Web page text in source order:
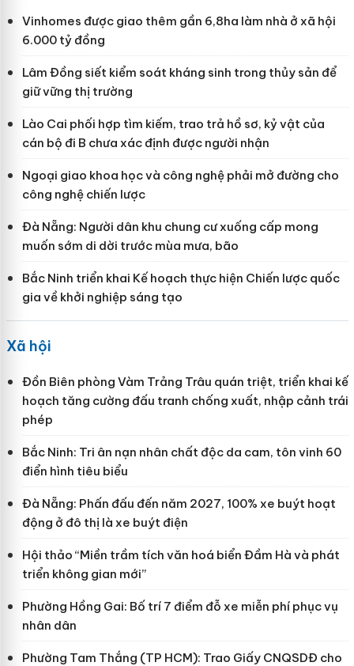
Vinhomes được giao thêm gần 6,8ha làm nhà ở xã hội
6.000 tỷ đồng
Lâm Đồng siết kiểm soát kháng sinh trong thủy sản để
giữ vững thị trường
Lào Cai phối hợp tìm kiếm, trao trả hồ sơ, kỷ vật của
cán bộ đi B chưa xác định được người nhận
Ngoại giao khoa học và công nghệ phải mở đường cho
công nghệ chiến lược
Đà Nẵng: Người dân khu chung cư xuống cấp mong
muốn sớm di dời trước mùa mưa, bão
Bắc Ninh triển khai Kế hoạch thực hiện Chiến lược quốc
gia về khởi nghiệp sáng tạo
Xã hội
Đồn Biên phòng Vàm Trảng Trâu quán triệt, triển khai kế
hoạch tăng cường đấu tranh chống xuất, nhập cảnh trái
phép
Bắc Ninh: Tri ân nạn nhân chất độc da cam, tôn vinh 60
điển hình tiêu biểu
Đà Nẵng: Phấn đấu đến năm 2027, 100% xe buýt hoạt
động ở đô thị là xe buýt điện
Hội thảo “Miền trầm tích văn hoá biển Đầm Hà và phát
triển không gian mới”
Phường Hồng Gai: Bố trí 7 điểm đỗ xe miễn phí phục vụ
nhân dân
Phường Tam Thắng (TP HCM): Trao Giấy CNQSDĐ cho